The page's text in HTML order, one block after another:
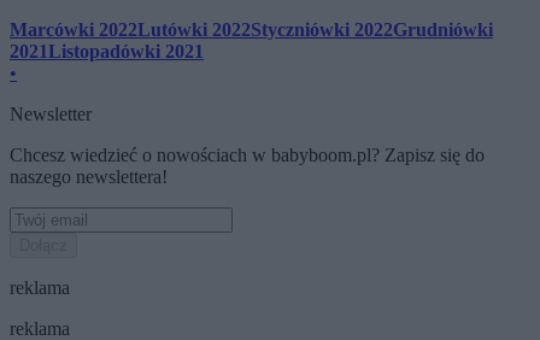
Marcówki 2022Lutówki 2022Styczniówki 2022Grudniówki
2021Listopadówki 2021
•
Newsletter
Chcesz wiedzieć o nowościach w babyboom.pl? Zapisz się do
naszego newslettera!
reklama
reklama